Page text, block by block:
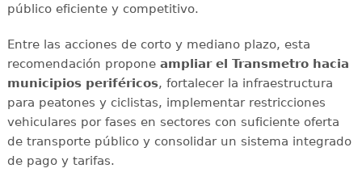
público eficiente y competitivo.
Entre las acciones de corto y mediano plazo, esta
recomendación propone ampliar el Transmetro hacia
municipios periféricos, fortalecer la infraestructura
para peatones y ciclistas, implementar restricciones
vehiculares por fases en sectores con suficiente oferta
de transporte público y consolidar un sistema integrado
de pago y tarifas.